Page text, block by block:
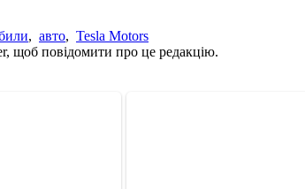
, авто, Tesla Motors
щоб повідомити про це редакцію.